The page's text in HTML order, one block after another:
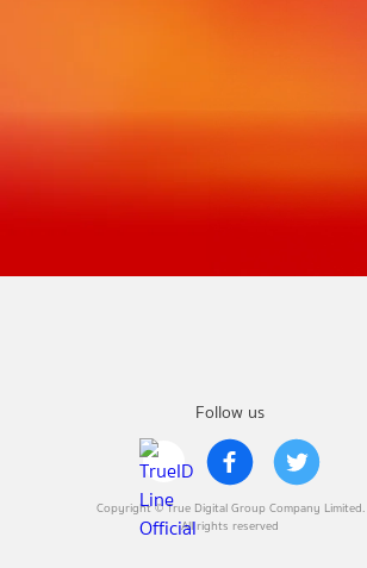
Follow us
Copyright © True Digital Group Company Limited.
All rights reserved